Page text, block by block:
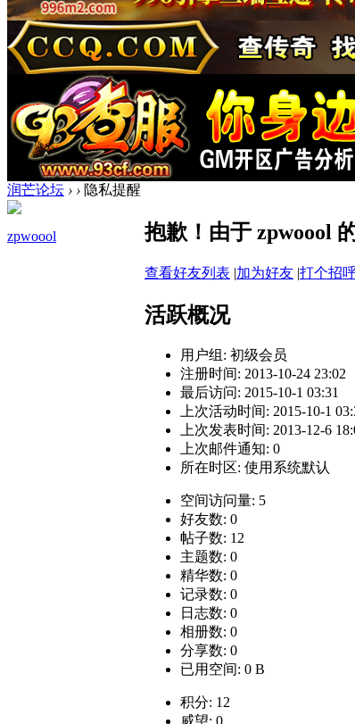
润芒论坛 › › 隐私提醒
zpwoool 抱歉！由于 zpwoool
查看好友列表 |加为好友 |打个招
活跃概况
用户组: 初级会员
注册时间: 2013-10-24 23:02
最后访问: 2015-10-1 03:31
上次活动时间: 2015-10-1
上次发表时间: 2013-12-6
上次邮件通知: 0
所在时区: 使用系统默认
空间访问量: 5
好友数: 0
帖子数: 12
主题数: 0
精华数: 0
记录数: 0
日志数: 0
相册数: 0
分享数: 0
已用空间: 0 B
积分: 12